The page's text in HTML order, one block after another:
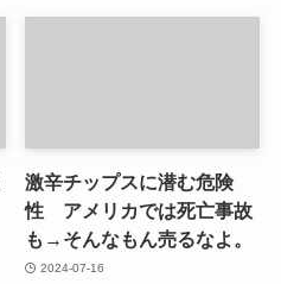
激辛チップスに潜む危険
性 アメリカでは死亡事故
も→そんなもん売るなよ。
2024-07-16